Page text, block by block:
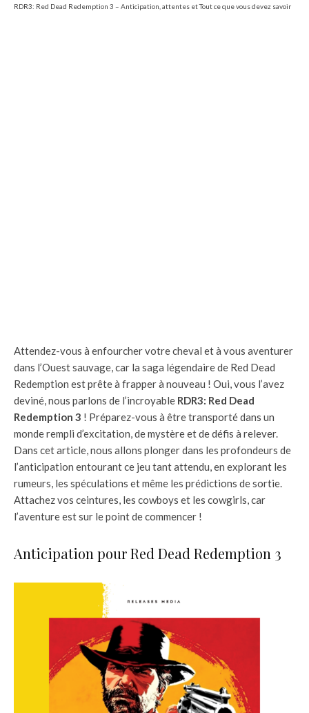
RDR3: Red Dead Redemption 3 – Anticipation, attentes et Tout ce que vous devez savoir
Attendez-vous à enfourcher votre cheval et à vous aventurer
dans l’Ouest sauvage, car la saga légendaire de Red Dead
Redemption est prête à frapper à nouveau ! Oui, vous l’avez
deviné, nous parlons de l’incroyable RDR3: Red Dead
Redemption 3 ! Préparez-vous à être transporté dans un
monde rempli d’excitation, de mystère et de défis à relever.
Dans cet article, nous allons plonger dans les profondeurs de
l’anticipation entourant ce jeu tant attendu, en explorant les
rumeurs, les spéculations et même les prédictions de sortie.
Attachez vos ceintures, les cowboys et les cowgirls, car
l’aventure est sur le point de commencer !
Anticipation pour Red Dead Redemption 3